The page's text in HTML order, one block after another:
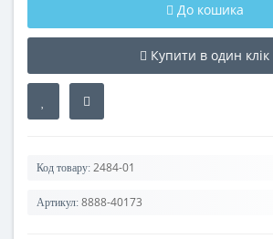
До кошика
Купити в один клік
Код товару: 2484-01
Артикул: 8888-40173